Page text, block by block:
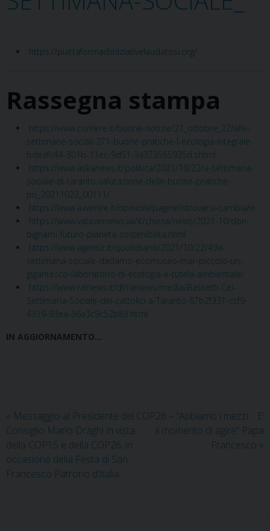
https://piattaformadiiniziativelaudatosi.org/
Rassegna stampa
https://www.corriere.it/buone-notizie/21_ottobre_22/alle-
settimane-sociali-271-buone-pratiche-l-ecologia-integrale-
bdeafc44-301b-11ec-9d51-3a373555935d.shtml
https://www.askanews.it/politica/2021/10/22/a-settimana-
sociale-di-taranto-valutazione-delle-buone-pratiche-
pn_20211022_00111/
https://www.avvenire.it/opinioni/pagine/ritrovarsi-cambiare
https://www.vaticannews.va/it/chiesa/news/2021-10/don-
bignami-futuro-pianeta-sostenibilita.html
https://www.agensir.it/quotidiano/2021/10/22/49a-
settimana-sociale-dadamo-ecomuseo-mar-piccolo-un-
gigantesco-laboratorio-di-ecologia-e-tutela-ambientale/
https://www.rainews.it/dl/rainews/media/Bassetti-Cei-
Settimana-Sociale-dei-cattolici-a-Taranto-87b2f331-ccf9-
4319-93ea-36a3c9c52b83.html
IN AGGIORNAMENTO…
« Messaggio al Presidente del
Consiglio Mario Draghi in vista
della COP15 e della COP26, in
occasione della Festa di San
Francesco Patrono d’Italia
COP26 – “Abbiamo i mezzi… E’
il momento di agire” Papa
Francesco »